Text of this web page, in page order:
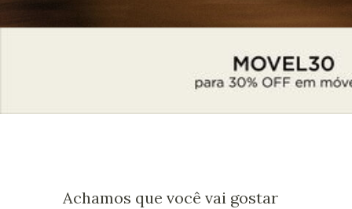
Achamos que você vai gostar